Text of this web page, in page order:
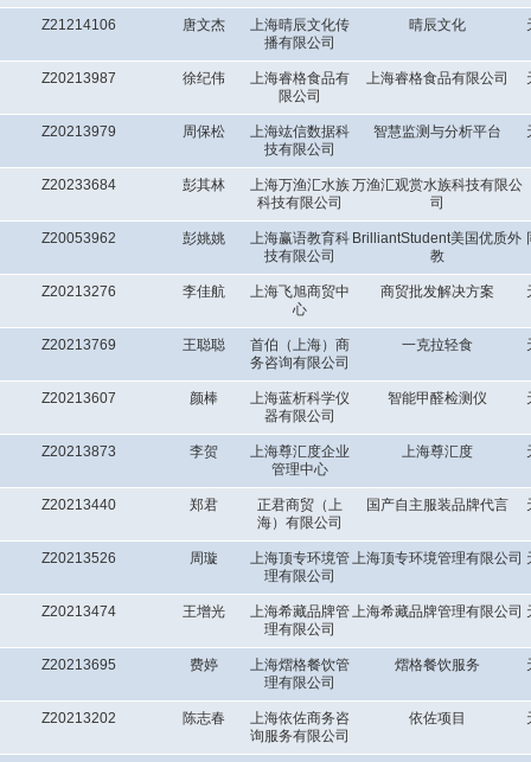
Z21214106 唐文杰
上海晴辰文化传
播有限公司
晴辰文化
Z20213987 徐纪伟
上海睿格食品有
限公司
上海睿格食品有限公司
Z20213979 周保松
上海竑信数据科
技有限公司
智慧监测与分析平台
Z20233684 彭其林
上海万渔汇水族
科技有限公司
万渔汇观赏水族科技有限公
司
Z20053962 彭姚姚
上海赢语教育科
技有限公司
BrilliantStudent美国优质外
教
Z20213276 李佳航
上海飞旭商贸中
心
商贸批发解决方案
Z20213769 王聪聪
首伯（上海）商
务咨询有限公司
一克拉轻食
Z20213607 颜棒
上海蓝析科学仪
器有限公司
智能甲醛检测仪
Z20213873 李贺
上海尊汇度企业
管理中心
上海尊汇度
Z20213440 郑君
正君商贸（上
海）有限公司
国产自主服装品牌代言
Z20213526 周璇
上海顶专环境管
理有限公司
上海顶专环境管理有限公司
Z20213474 王增光
上海希藏品牌管
理有限公司
上海希藏品牌管理有限公司
Z20213695 费婷
上海熠格餐饮管
理有限公司
熠格餐饮服务
Z20213202 陈志春
上海依佐商务咨
询服务有限公司
依佐项目